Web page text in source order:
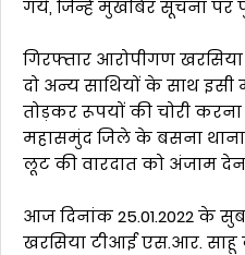
गये, जिन्हें मुखबिर सूचना पर
गिरफ्तार आरोपीगण
दो अन्य साथियों के साथ
तोड़कर रूपयों की चोरी
महासमुंद जिले के बसना
लूट की वारदात को अंजाम
आज दिनांक 25.01.2022 के
खरसिया टीआई एस.आर. साहू